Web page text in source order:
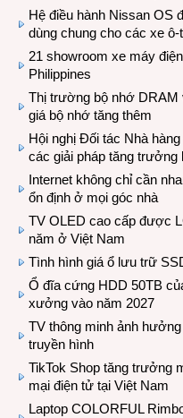
Hệ điều hành Nissan OS
dùng chung cho các xe
21 showroom xe máy
Philippines
Thị trường bộ nhớ DRAM
giá bộ nhớ tăng thêm
Hội nghị Đối tác Nhà
các giải pháp tăng trưởng
Internet không chỉ cần
ổn định ở mọi góc nhà
TV OLED cao cấp được
năm ở Việt Nam
Tình hình giá ổ lưu trữ
Ổ đĩa cứng HDD 50TB
xưởng vào năm 2027
TV thông minh ảnh
truyền hình
TikTok Shop tăng trưởng
mại điện tử tại Việt Nam
Laptop COLORFUL